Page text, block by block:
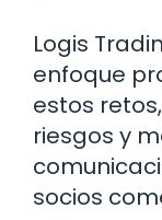
Logis
enfoque
estos
riesgos y
socios